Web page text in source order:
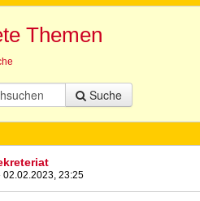
Themen
Suche
02.02.2023, 23:25